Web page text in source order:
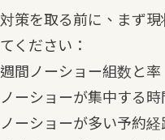
対策を取る前に、まず
てください：
週間ノーショー組数と率
ノーショーが集中する時
ノーショーが多い予約経